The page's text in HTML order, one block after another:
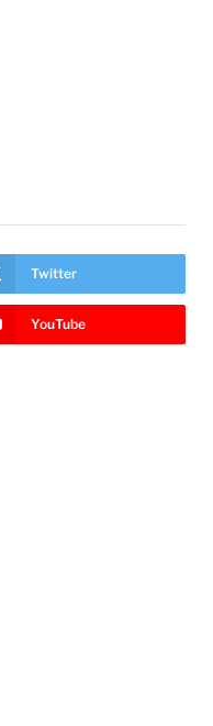
Twitter
YouTube